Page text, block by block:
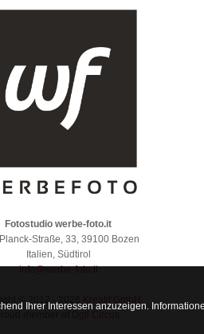
Fotostudio werbe-foto.it
Straße, 33, 39100 Bozen
Italien, Südtirol
info@werbe-foto.it
© 2012 - 2026 Kreatif GmbH
Ihrer Interessen anzuzeigen.